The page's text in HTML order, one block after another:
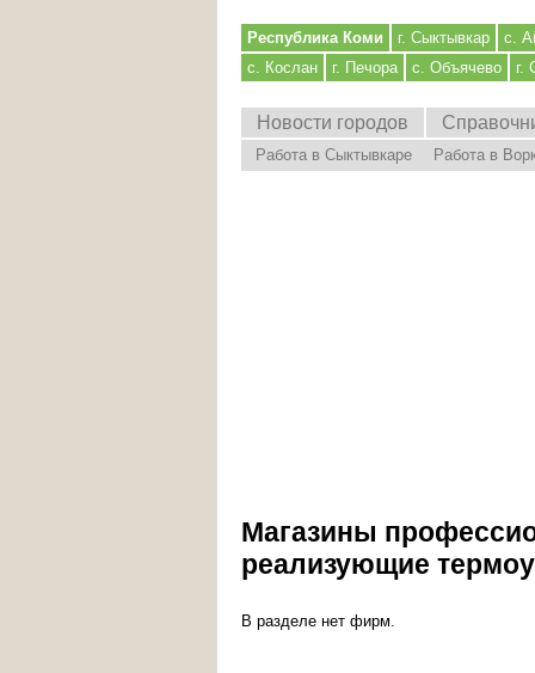
Республика Коми г. Сыктывкар
с.
с. Кослан
г. Печора с. Объячево г.
Новости городов
Работа в Сыктывкаре Работа в
Магазины
реализующие
В разделе нет фирм.